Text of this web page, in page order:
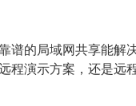
谱的局域网共享能
程演示方案，还是远